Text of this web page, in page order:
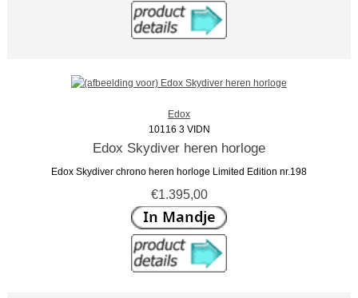
Edox
10116 3 VIDN
Edox Skydiver heren horloge
Edox Skydiver chrono heren horloge Limited Edition nr.198
€1.395,00